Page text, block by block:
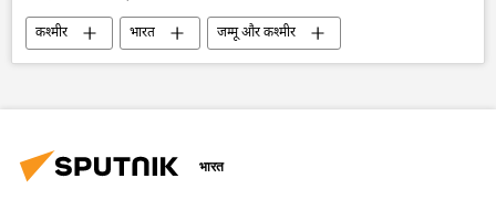
कश्मीर भारत
जम्मू और कश्मीर
भारतीय सेना
भारतीय सशस्‍त्र सेनाएँ
भारत